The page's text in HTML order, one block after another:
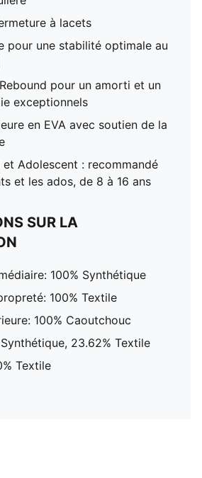
à lacets
pour une stabilité optimale au
pour un amorti et un
exceptionnels
en EVA avec soutien de la
et Adolescent : recommandé
et les ados, de 8 à 16 ans
SUR LA
100% Synthétique
100% Textile
100% Caoutchouc
23.62% Textile
Textile